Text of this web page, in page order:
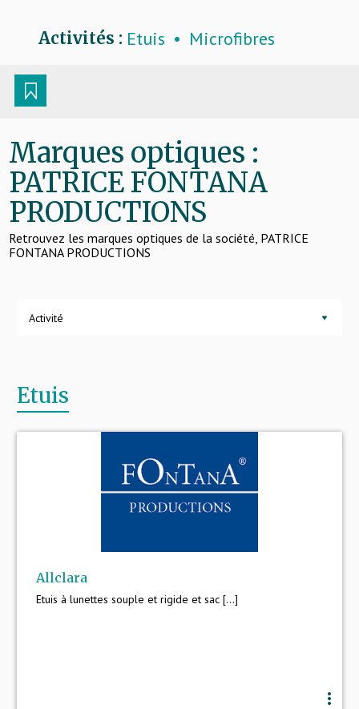
Activités : Etuis Microfibres
Marques optiques :
PATRICE FONTANA
PRODUCTIONS
Retrouvez les marques optiques de la société, PATRICE
FONTANA PRODUCTIONS
Activité
Etuis
Allclara
Etuis à lunettes souple et rigide et sac [...]
more_vert